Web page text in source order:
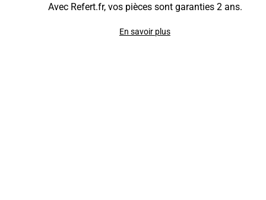
Avec Refert.fr, vos pièces sont garanties 2 ans.
En savoir plus